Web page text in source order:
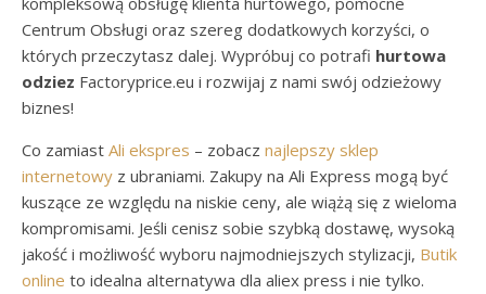
Centrum Obsługi oraz szereg dodatkowych korzyści, o
których przeczytasz dalej. Wypróbuj co potrafi hurtowa
odziez Factoryprice.eu i rozwijaj z nami swój odzieżowy
biznes!
Co zamiast Ali ekspres – zobacz najlepszy sklep
internetowy z ubraniami. Zakupy na Ali Express mogą być
kuszące ze względu na niskie ceny, ale wiążą się z wieloma
kompromisami. Jeśli cenisz sobie szybką dostawę, wysoką
jakość i możliwość wyboru najmodniejszych stylizacji, Butik
online to idealna alternatywa dla aliex press i nie tylko.